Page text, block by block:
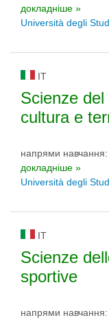
докладніше »
Università degli
IT
Scienze
cultura e
напрями навчання:
докладніше »
Università degli
IT
Scienze
sportive
напрями навчання: